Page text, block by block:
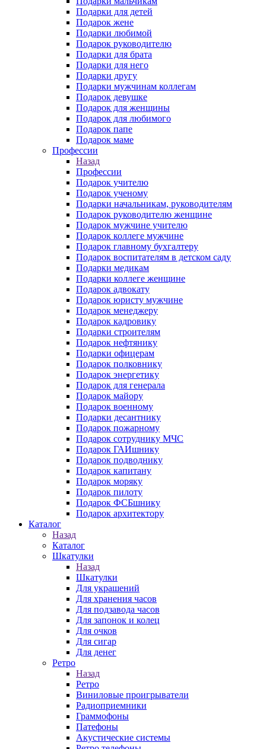
Подарки для детей
Подарок жене
Подарки любимой
Подарок руководителю
Подарки для брата
Подарки для него
Подарки другу
Подарки мужчинам коллегам
Подарок девушке
Подарок для женщины
Подарок для любимого
Подарок папе
Подарок маме
Профессии
Назад
Профессии
Подарок учителю
Подарок ученому
Подарки начальникам, руководителям
Подарок руководителю женщине
Подарок мужчине учителю
Подарок коллеге мужчине
Подарок главному бухгалтеру
Подарок воспитателям в детском саду
Подарки медикам
Подарки коллеге женщине
Подарок адвокату
Подарок юристу мужчине
Подарок менеджеру
Подарок кадровику
Подарки строителям
Подарок нефтянику
Подарки офицерам
Подарок полковнику
Подарок энергетику
Подарок для генерала
Подарок майору
Подарок военному
Подарки десантнику
Подарок пожарному
Подарок сотруднику МЧС
Подарок ГАИшнику
Подарок подводнику
Подарок капитану
Подарок моряку
Подарок пилоту
Подарок ФСБшнику
Подарок архитектору
Каталог
Назад
Каталог
Шкатулки
Назад
Шкатулки
Для украшений
Для хранения часов
Для подзавода часов
Для запонок и колец
Для очков
Для сигар
Для денег
Ретро
Назад
Ретро
Виниловые проигрыватели
Радиоприемники
Граммофоны
Патефоны
Акустические системы